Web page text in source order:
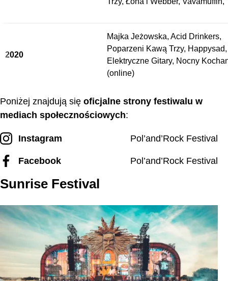
2020
Majka Jeżowska, Acid Drinkers,
Poparzeni Kawą Trzy, Happysad,
Elektryczne Gitary, Nocny
(online)
Poniżej znajdują się oficjalne strony festiwalu w
mediach społecznościowych:
Instagram Pol’and’Rock Festival
Facebook Pol’and’Rock Festival
Sunrise Festival